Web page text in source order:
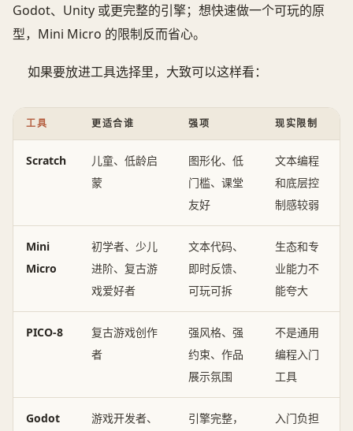
Godot、Unity 或更完整的引擎；想快速做一个可玩的原
型，Mini Micro 的限制反而省心。
如果要放进工具选择里，大致可以这样看：
工具 更适合谁 强项 现实限制
Scratch
儿童、低龄启
蒙
图形化、低
门槛、课堂
友好
文本编程
和底层控
制感较弱
Mini
Micro
初学者、少儿
进阶、复古游
戏爱好者
文本代码、
即时反馈、
可玩可拆
生态和专
业能力不
能夸大
PICO-8
复古游戏创作
者
强风格、强
约束、作品
展示氛围
不是通用
编程入门
工具
Godot
游戏开发者、
引擎完整，
入门负担